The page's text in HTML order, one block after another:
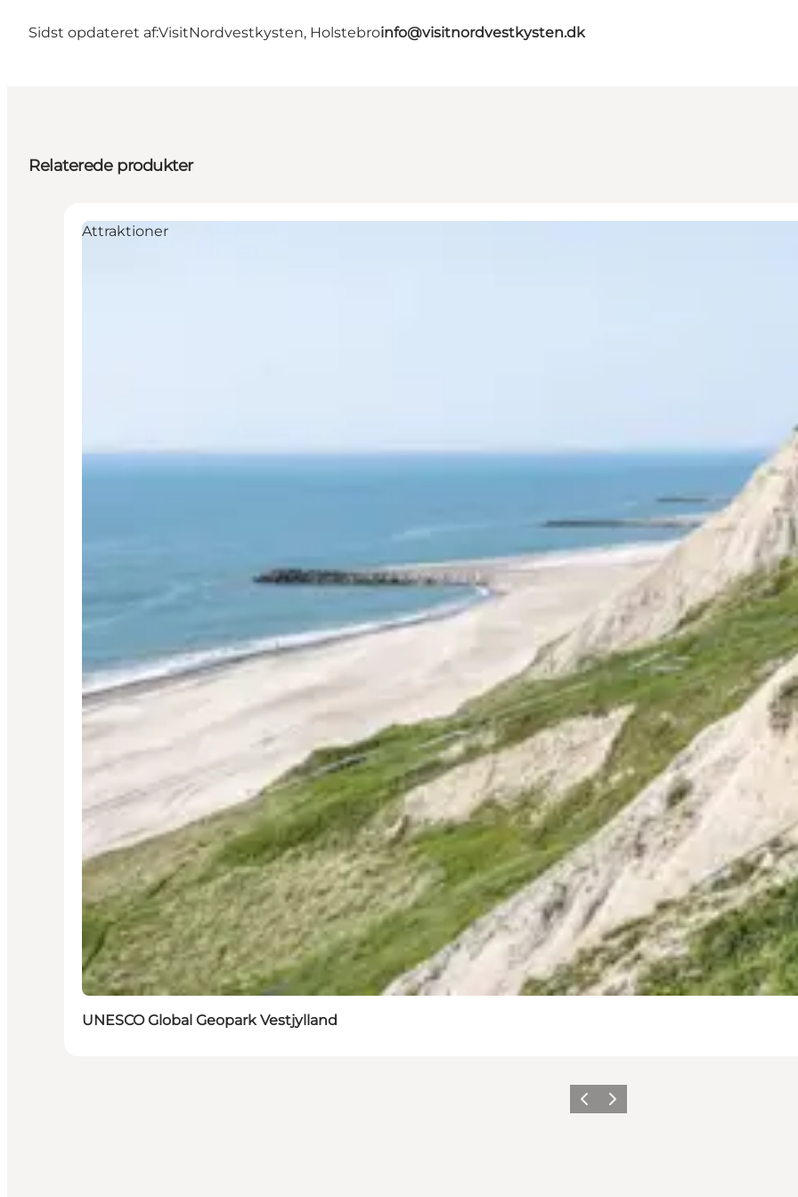
Sidst opdateret af:VisitNordvestkysten, Holstebroinfo@visitnordvestkysten.dk
Relaterede produkter
Attraktioner
UNESCO Global Geopark Vestjylland
ForrigeNæste